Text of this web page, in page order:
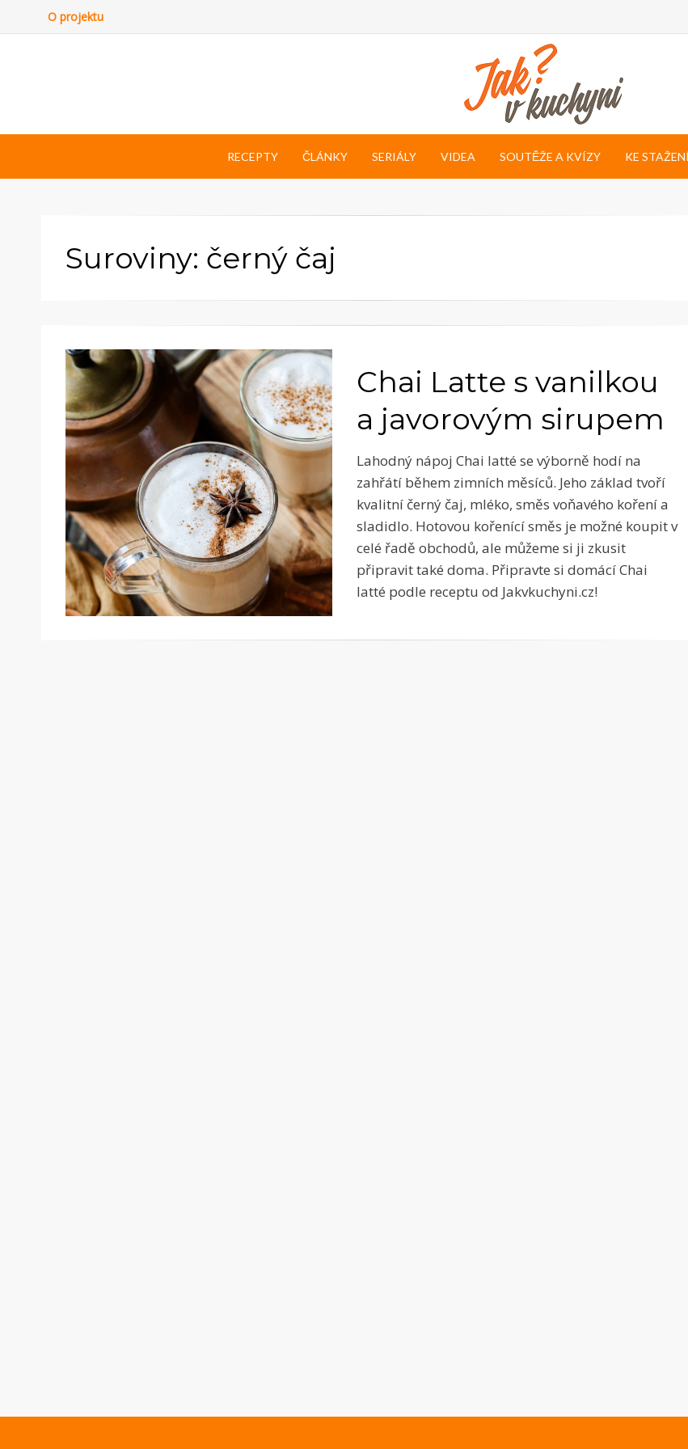
O projektu
RECEPTY ČLÁNKY SERIÁLY VIDEA SOUTĚŽE A KVÍZY KE
Suroviny: černý čaj
Chai Latte s vanilkou
a javorovým sirupem
Lahodný nápoj Chai latté se výborně hodí na
zahřátí během zimních měsíců. Jeho základ tvoří
kvalitní černý čaj, mléko, směs voňavého koření a
sladidlo. Hotovou kořenící směs je možné koupit v
celé řadě obchodů, ale můžeme si ji zkusit
připravit také doma. Připravte si domácí Chai
latté podle receptu od Jakvkuchyni.cz!